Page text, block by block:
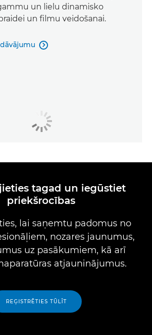
un lielu dinamisko
un filmu veidošanai.

tagad un iegūstiet
priekšrocības
lai saņemtu padomus no
nozares jaunumus,
uz pasākumiem, kā arī
atjauninājumus.
REĢISTRĒTIES TŪLĪT